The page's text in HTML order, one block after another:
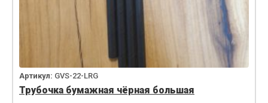
Артикул: GVS-22-LRG
Трубочка бумажная чёрная большая